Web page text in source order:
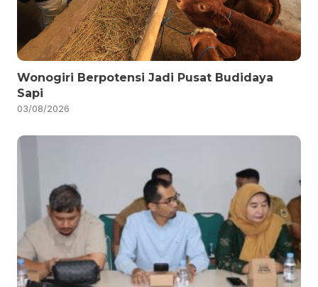
Wonogiri Berpotensi Jadi Pusat Budidaya
Sapi
03/08/2026